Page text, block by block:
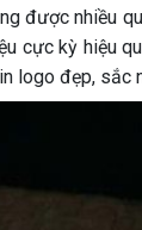
được nhiều
cực kỳ hiệu
logo đẹp,